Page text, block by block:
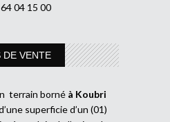
04 15 00
DE VENTE
terrain borné à Koubri
superficie d’un (01)